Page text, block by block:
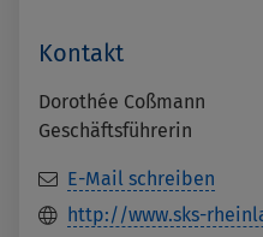
Kontakt
Dorothée Coßmann
Geschäftsführerin
E-Mail schreiben
http://www.sks-